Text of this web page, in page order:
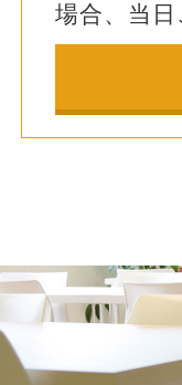
場合、当